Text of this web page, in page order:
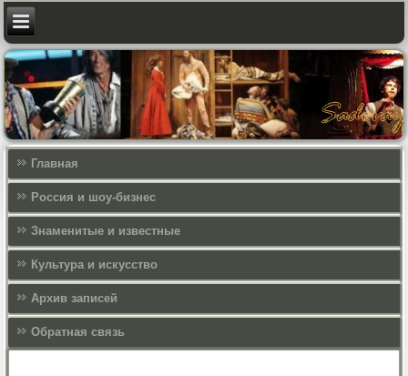
Главная
Россия и шоу-бизнес
Знаменитые и известные
Культура и искусcтво
Архив записей
Обратная связь